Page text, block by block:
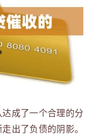
成了一个合理的分
出了负债的阴影。